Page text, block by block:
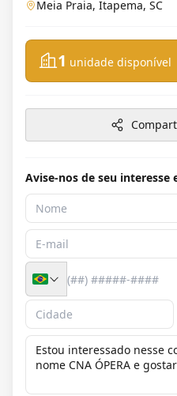
Meia Praia, Itapema, SC
1 unidade disponível
Avise-nos de seu interesse